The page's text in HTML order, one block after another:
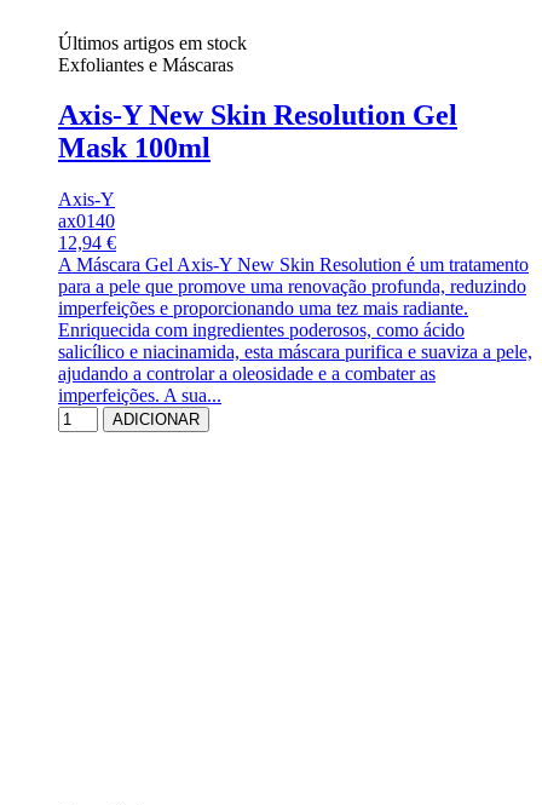
Últimos artigos em stock
Exfoliantes e Máscaras
Axis-Y New Skin Resolution Gel
Mask 100ml
Axis-Y
ax0140
12,94 €
A Máscara Gel Axis-Y New Skin Resolution é um tratamento
para a pele que promove uma renovação profunda, reduzindo
imperfeições e proporcionando uma tez mais radiante.
Enriquecida com ingredientes poderosos, como ácido
salicílico e niacinamida, esta máscara purifica e suaviza a pele,
ajudando a controlar a oleosidade e a combater as
imperfeições. A sua...
ADICIONAR